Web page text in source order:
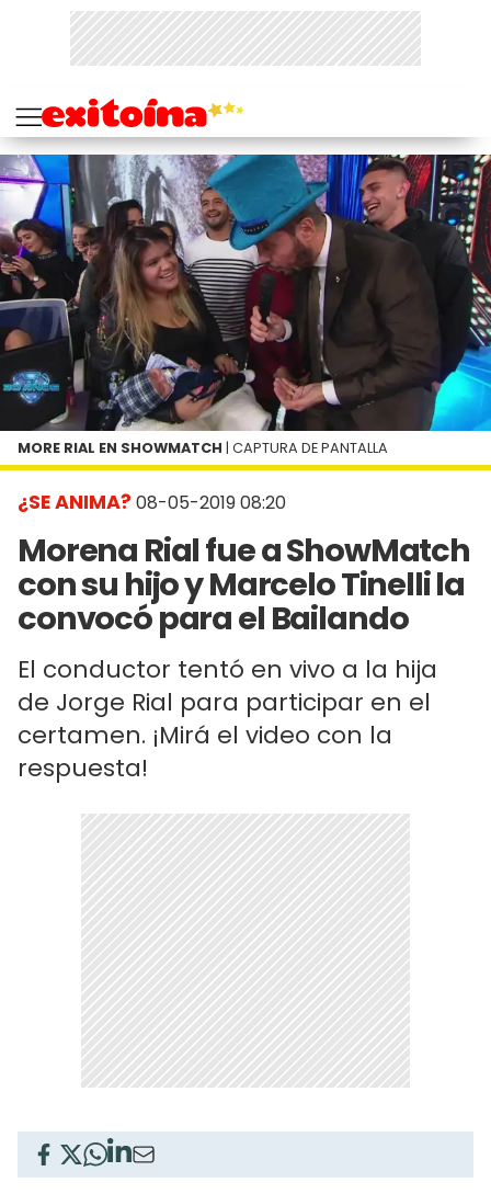
¿SE ANIMA? 08-05-2019 08:20
Morena Rial fue a ShowMatch
con su hijo y Marcelo Tinelli la
convocó para el Bailando
El conductor tentó en vivo a la hija
de Jorge Rial para participar en el
certamen. ¡Mirá el video con la
respuesta!
MORE RIAL EN SHOWMATCH | CAPTURA DE PANTALLA